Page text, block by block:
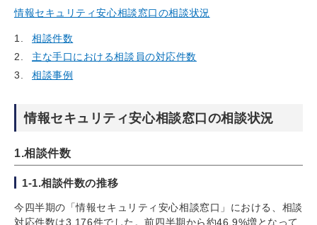
情報セキュリティ安心相談窓口の相談状況
相談件数
主な手口における相談員の対応件数
相談事例
情報セキュリティ安心相談窓口の相談状況
1.相談件数
1-1.相談件数の推移
今四半期の「情報セキュリティ安心相談窓口」における、相談
対応件数は3,176件でした。前四半期から約46.9%増となって